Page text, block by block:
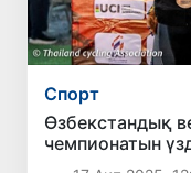
Спорт
Өзбекстандық
чемпионатын